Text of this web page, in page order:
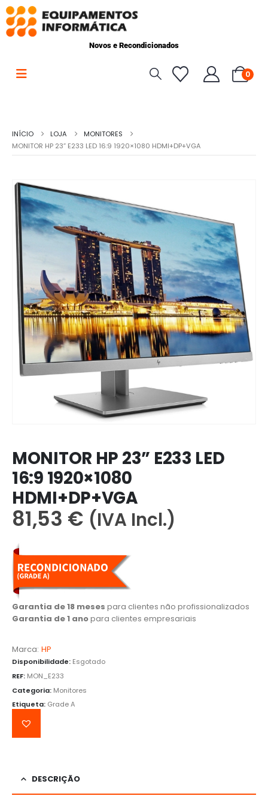
Novos e Recondicionados
0
INÍCIO LOJA
MONITORES
MONITOR HP 23” E233 LED 16:9 1920×1080 HDMI+DP+VGA
MONITOR HP 23” E233 LED
16:9 1920×1080
HDMI+DP+VGA
81,53 € (IVA Incl.)
Garantia de 18 meses para clientes não profissionalizados
Garantia de 1 anopara clientes empresariais
Marca: HP
Disponibilidade: Esgotado
REF: MON_E233
Categoria: Monitores
Etiqueta: Grade A
DESCRIÇÃO